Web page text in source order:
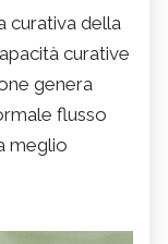
curativa della
curative
genera
flusso
meglio